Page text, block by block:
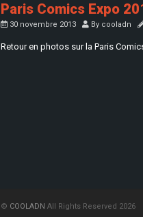
Paris Comics Expo
30 novembre 2013 By cooladn
Retour en photos sur la Paris
© COOLADN All Rights Reserved 2026